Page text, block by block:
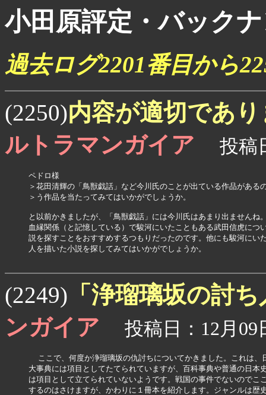
小田原評定・バック
過去ログ2201番目から
(2250)内容が適切であ
ルトラマンガイア 投稿
ペドロ様
＞花田清輝の「鳥獣戯話」など今川氏のことが出ている作品がある
＞う作品を当たってみてはいかがでしょうか。
と以前かきましたが、「鳥獣戯話」には今川氏はあまり出ませんね
血縁関係（と記憶している）で駿河にいたこともある武田信虎につ
説を探すことをおすすめするつもりだったのです。他にも駿河にい
人を描いた小説を探してみてはいかがでしょうか。
(2249) 「浄瑠璃坂の討
ンガイア 投稿日：12月09
ここで、何度か浄瑠璃坂の仇討ちについてかきました。これは、
大事典には項目としてたてられていますが、百科事典や普通の日本
は項目として立てられていないようです。戦国の事件でないのでこ
するのはさけますが、かわりに１冊本を紹介します。ジャンルは歴